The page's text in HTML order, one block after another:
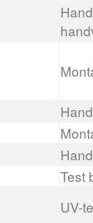
Test
UV-